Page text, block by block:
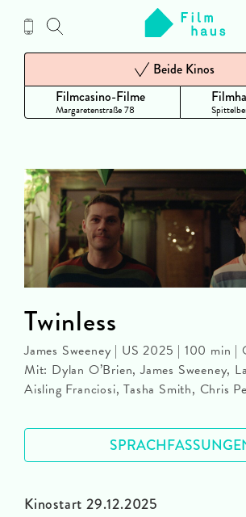
Inhalt
Filmcasino-Filme
Margaretenstraße 78
Beide Kinos
Kinostart 29.12.2025
Twinless
James Sweeney | US 2025 | 100 min |
Mit: Dylan O’Brien, James Sweeney,
Aisling Franciosi, Tasha Smith, Chris